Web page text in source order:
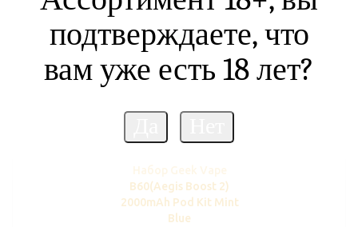
Набор Geek Vape
B60(Aegis Boost 2)
2000mAh Pod Kit Mint
Blue
подтверждаете, что
вам уже есть 18 лет?